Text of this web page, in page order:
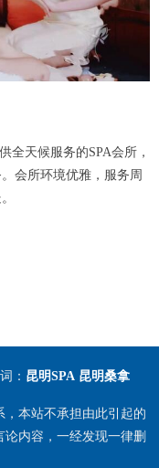
天候服务的SPA会所，
会所环境优雅，服务周
： 昆明SPA 昆明桑拿
本站不承担由此引起的
内容，一经发现一律删